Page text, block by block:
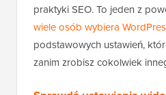
praktyki SEO. To jeden z
wiele osób wybiera
podstawowych ustawień,
zanim zrobisz cokolwiek